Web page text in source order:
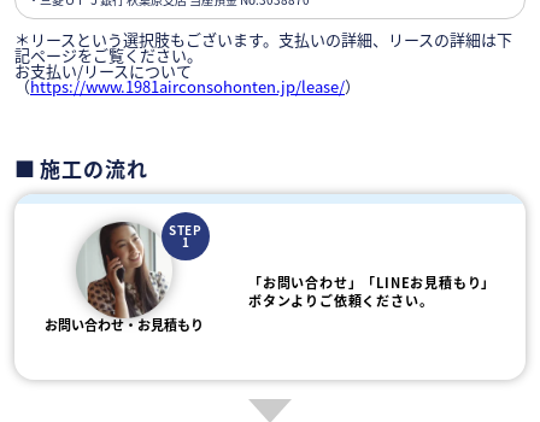
＊リースという選択肢もございます。支払いの詳細、リースの詳細は下
記ページをご覧ください。
お支払い/リースについて
（https://www.1981airconsohonten.jp/lease/）
施工の流れ
STEP
1
お問い合わせ・お見積もり
「お問い合わせ」「LINEお見積もり」
ボタンよりご依頼ください。